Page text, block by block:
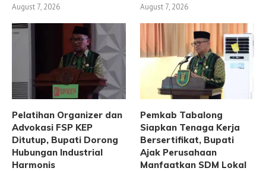
August 7, 2026 August 7, 2026
Pelatihan Organizer dan
Advokasi FSP KEP
Ditutup, Bupati Dorong
Hubungan Industrial
Harmonis
Pemkab Tabalong
Siapkan Tenaga Kerja
Bersertifikat, Bupati
Ajak Perusahaan
Manfaatkan SDM Lokal